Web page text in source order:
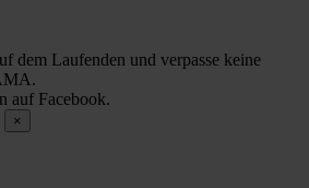
dem Laufenden und verpasse keine
auf Facebook.
×